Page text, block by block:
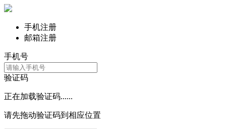
手机注册
邮箱注册
手机号
验证码
正在加载验证码......
请先拖动验证码到相应位置